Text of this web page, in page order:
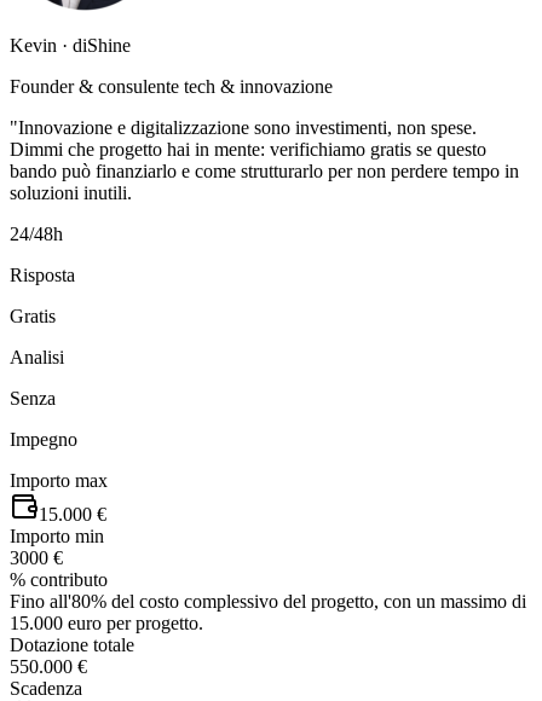
Kevin · diShine
Founder & consulente tech & innovazione
"Innovazione e digitalizzazione sono investimenti, non spese.
Dimmi che progetto hai in mente: verifichiamo gratis se questo
bando può finanziarlo e come strutturarlo per non perdere tempo in
soluzioni inutili.
24/48h
Risposta
Gratis
Analisi
Senza
Impegno
Importo max
15.000 €
Importo min
3000 €
% contributo
Fino all'80% del costo complessivo del progetto, con un massimo di
15.000 euro per progetto.
Dotazione totale
550.000 €
Scadenza